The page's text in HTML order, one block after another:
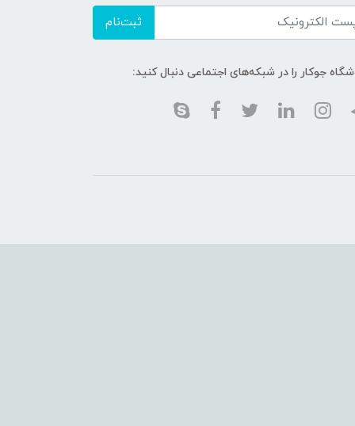
ثبت‌نام
جوکار را در شبکه‌های اجتماعی دنبال کنید: